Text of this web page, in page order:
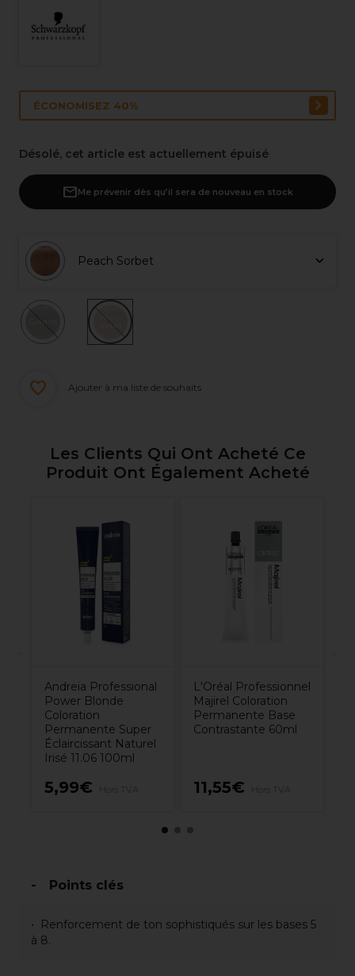
ÉCONOMISEZ 40%
Désolé, cet article est actuellement épuisé
Me prévenir dès qu’il sera de nouveau en stock
Peach Sorbet
Ajouter à ma liste de souhaits
Les Clients Qui Ont Acheté Ce
Produit Ont Également Acheté
Andreia Professional
Power Blonde
Coloration
Permanente Super
Éclaircissant Naturel
Irisé 11.06 100ml
5,99€
L'Oréal Professionnel
Majirel Coloration
Permanente Base
Contrastante 60ml
11,55€
Points clés
Renforcement de ton sophistiqués sur les bases 5
à 8.